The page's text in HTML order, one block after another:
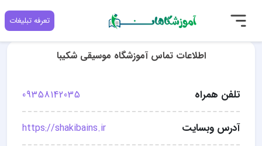
تعرفه تبلیغات
اطلاعات تماس آموزشگاه موسیقی شکیبا
تلفن همراه 09358142035
آدرس وبسایت https://shakibains.ir